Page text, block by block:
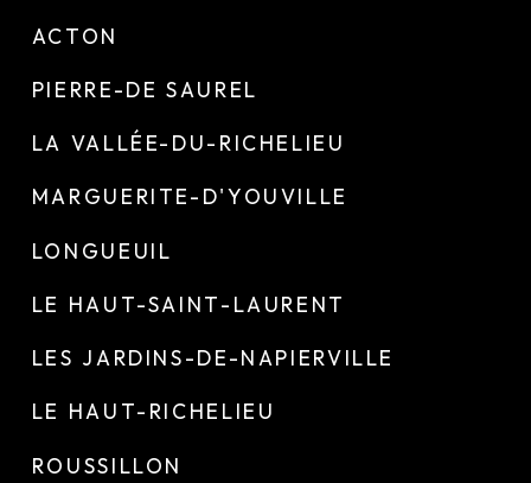
ACTON
PIERRE-DE SAUREL
LA VALLÉE-DU-RICHELIEU
MARGUERITE-D'YOUVILLE
LONGUEUIL
LE HAUT-SAINT-LAURENT
LES JARDINS-DE-NAPIERVILLE
LE HAUT-RICHELIEU
ROUSSILLON